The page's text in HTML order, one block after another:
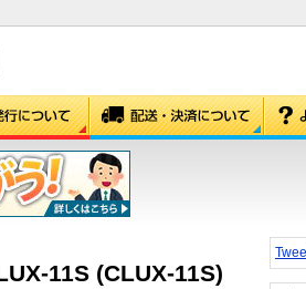
11S (CLUX-11S)